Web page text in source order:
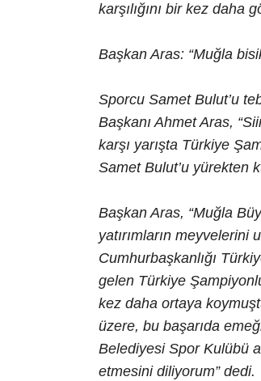
karşılığını bir kez daha
Başkan Aras: “Muğla
Sporcu Samet Bulut’u
Başkanı Ahmet Aras,
karşı yarışta Türkiye
Samet Bulut’u yürekten
Başkan Aras, “Muğla
yatırımların
Cumhurbaşkanlığı
gelen Türkiye
kez daha ortaya
üzere, bu başarıda
Belediyesi Spor Kulübü
etmesini diliyorum” dedi.